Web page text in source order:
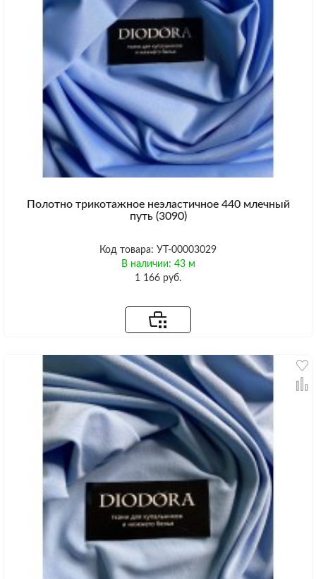
Полотно трикотажное неэластичное 440 млечный
путь (3090)
Код товара: УТ-00003029
В наличии: 43 м
1 166 руб.